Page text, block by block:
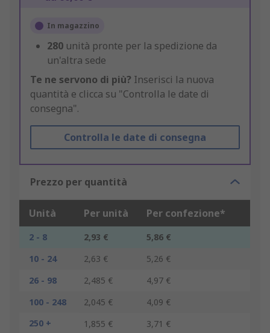
In magazzino
280 unità pronte per la spedizione da
un'altra sede
Te ne servono di più? Inserisci la nuova
quantità e clicca su "Controlla le date di
consegna".
Controlla le date di consegna
Prezzo per quantità
Unità Per unità Per confezione*
2 - 8 2,93 €
5,86 €
10 - 24
2,63 €
5,26 €
26 - 98
2,485 €
4,97 €
100 - 248
2,045 €
4,09 €
250 +
1,855 € 3,71 €